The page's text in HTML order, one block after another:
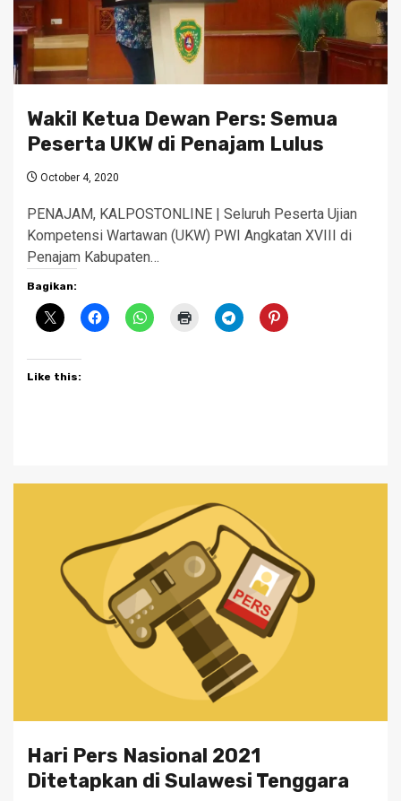
Wakil Ketua Dewan Pers: Semua
Peserta UKW di Penajam Lulus
October 4, 2020
PENAJAM, KALPOSTONLINE | Seluruh Peserta Ujian
Kompetensi Wartawan (UKW) PWI Angkatan XVIII di
Penajam Kabupaten…
Bagikan:
Like this:
Hari Pers Nasional 2021
Ditetapkan di Sulawesi Tenggara